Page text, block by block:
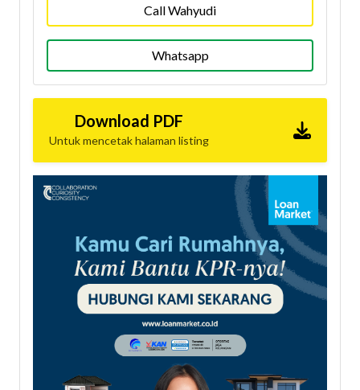
Call Wahyudi
Whatsapp
Download PDF
Untuk mencetak halaman listing